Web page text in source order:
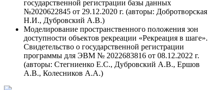
государственной регистрации базы данных
№2020622845 от 29.12.2020 г. (авторы: Добротворская
Н.И., Дубровский А.В.)
Моделирование пространственного положения зон
доступности объектов рекреации «Рекреация в шаге».
Свидетельство о государственной регистрации
программы для ЭВМ № 2022683816 от 08.12.2022 г.
(авторы: Стегниенко Е.С., Дубровский А.В., Ершов
А.В., Колесников А.А.)